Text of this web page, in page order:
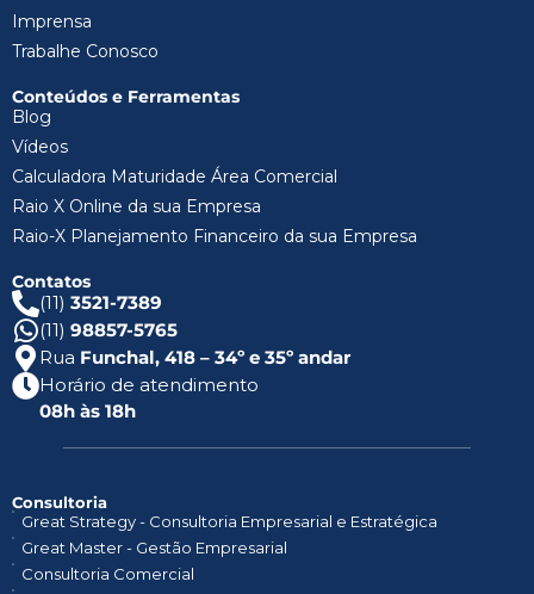
Imprensa
Trabalhe Conosco
Conteúdos e Ferramentas
Blog
Vídeos
Calculadora Maturidade Área Comercial
Raio X Online da sua Empresa
Raio-X Planejamento Financeiro da sua Empresa
Contatos
(11) 3521-7389
(11) 98857-5765
Rua Funchal, 418 – 34º e 35º andar
Horário de atendimento
08h às 18h
Consultoria
Great Strategy - Consultoria Empresarial e Estratégica
Great Master - Gestão Empresarial
Consultoria Comercial